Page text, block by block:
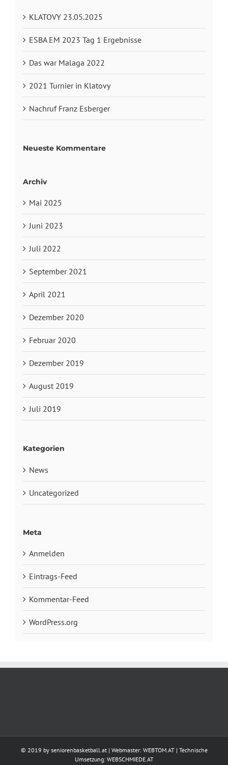
KLATOVY 23.05.2025
ESBA EM 2023 Tag 1 Ergebnisse
Das war Malaga 2022
2021 Turnier in Klatovy
Nachruf Franz Esberger
Neueste Kommentare
Archiv
Mai 2025
Juni 2023
Juli 2022
September 2021
April 2021
Dezember 2020
Februar 2020
Dezember 2019
August 2019
Juli 2019
Kategorien
News
Uncategorized
Meta
Anmelden
Eintrags-Feed
Kommentar-Feed
WordPress.org
© 2019 by seniorenbasketball.at | Webmaster: WEBTOM.AT| Technische
Umsetzung: WEBSCHMIEDE.AT